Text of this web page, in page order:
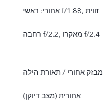
בפועל.
אחורי: ראשי f/1.88, זווית
רחבה f/2.2, מאקרו f/2.4
מבזק אחורי / תאורת הילה
אחורית (מצב דיוקן)